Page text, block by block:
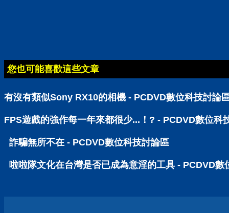
您也可能喜歡這些文章
有沒有類似Sony RX10的相機 - PCDVD數位科技討論
FPS遊戲的強作每一年來都很少...！? - PCDVD數位科
詐騙無所不在 - PCDVD數位科技討論區
啦啦隊文化在台灣是否已成為意淫的工具 - PCDVD數